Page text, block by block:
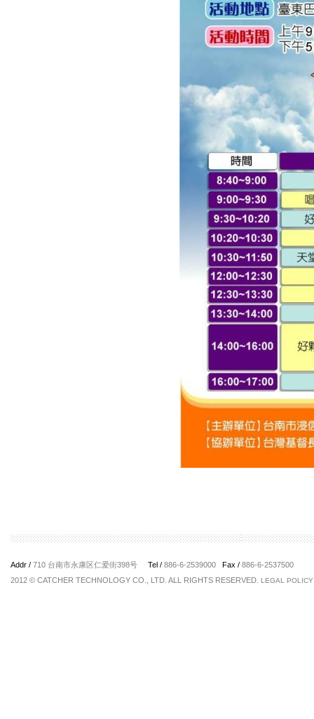
Addr / 710 台南市永康区仁爱街398号 Tel / 886-6-2539000 Fax / 886-6-2537500
2012 © CATCHER TECHNOLOGY CO., LTD. ALL RIGHTS RESERVED.
LEGAL POLICY